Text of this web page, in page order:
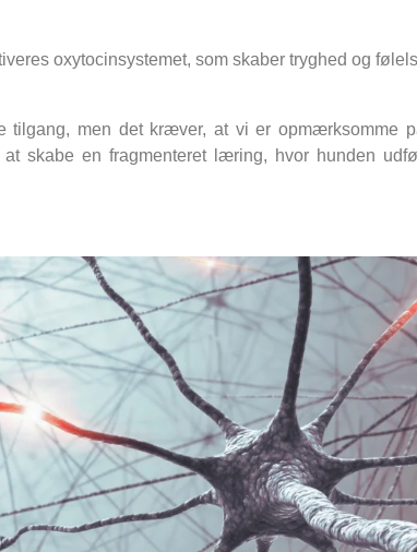
oxytocinsystemet, som skaber tryghed og
tilgang, men det kræver, at vi er opmærksomme
skabe en fragmenteret læring, hvor hunden